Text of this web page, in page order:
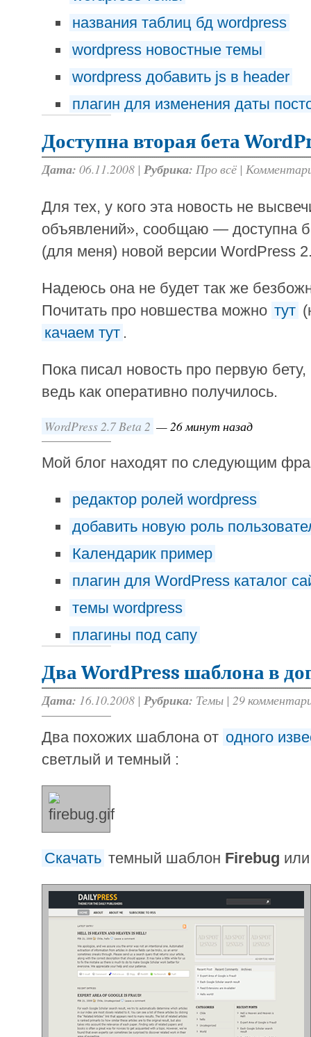
названия таблиц бд wordpress
wordpress новостные темы
wordpress добавить js в header
плагин для изменения даты
Доступна вторая бета
Дата: 06.11.2008 | Рубрика: Про всё |
Для тех, у кого эта новость не
объявлений», сообщаю — доступна
(для меня) новой версии WordPress
Надеюсь она не будет так же
Почитать про новшества можно тут
качаем тут .
Пока писал новость про первую
ведь как оперативно получилось.
WordPress 2.7 Beta 2 — 26 минут назад
Мой блог находят по следующим
редактор ролей wordpress
добавить новую роль
Календарик пример
плагин для WordPress каталог
темы wordpress
плагины под сапу
Два WordPress шаблона в
Дата: 16.10.2008 | Рубрика: Темы | 29
Два похожих шаблона от одного
светлый и темный :
Скачать темный шаблон Firebug